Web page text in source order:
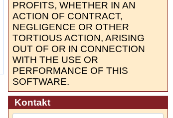
PROFITS, WHETHER IN AN
ACTION OF CONTRACT,
NEGLIGENCE OR OTHER
TORTIOUS ACTION, ARISING
OUT OF OR IN CONNECTION
WITH THE USE OR
PERFORMANCE OF THIS
SOFTWARE.
Kontakt